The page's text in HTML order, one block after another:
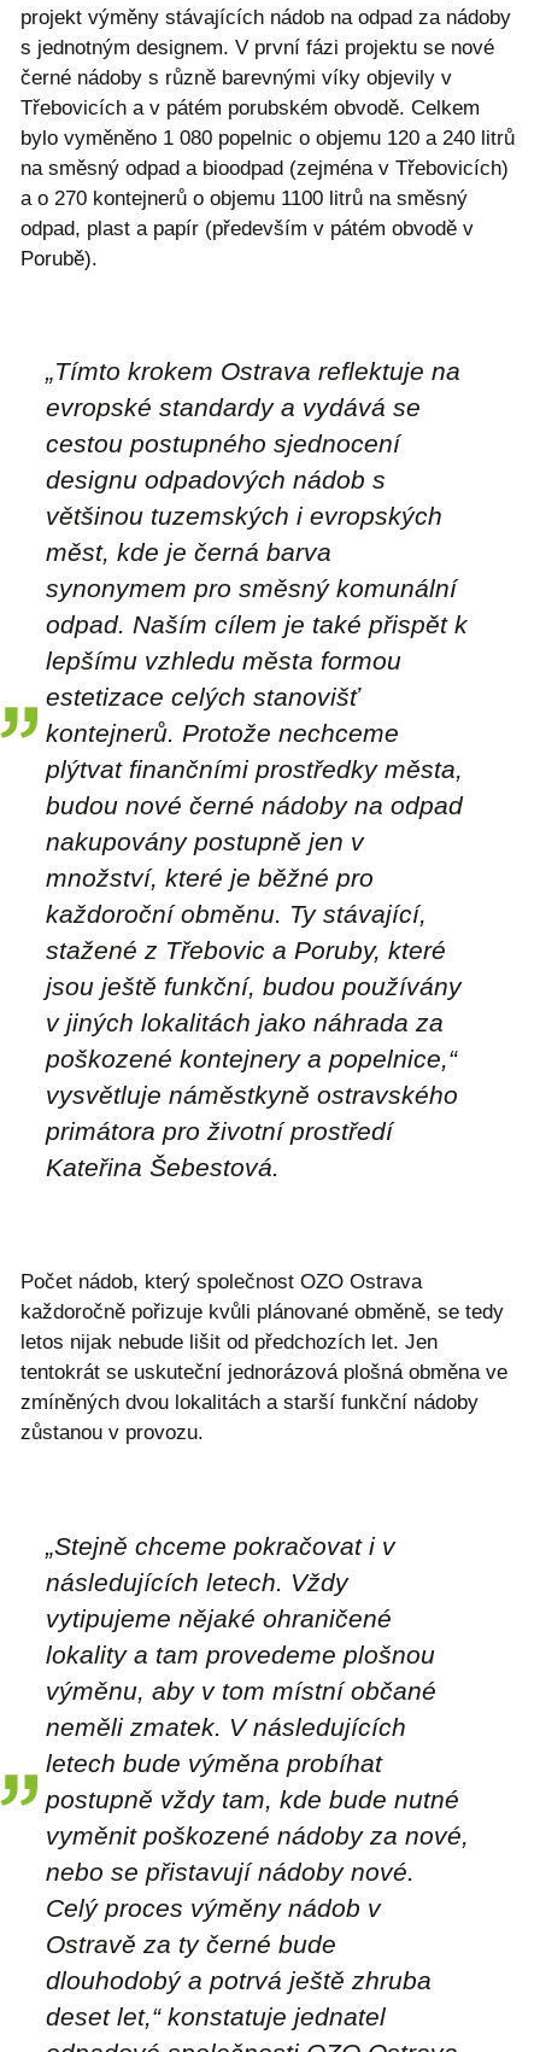
projekt výměny stávajících nádob na odpad za nádoby
s jednotným designem. V první fázi projektu se nové
černé nádoby s různě barevnými víky objevily v
Třebovicích a v pátém porubském obvodě. Celkem
bylo vyměněno 1 080 popelnic o objemu 120 a 240 litrů
na směsný odpad a bioodpad (zejména v Třebovicích)
a o 270 kontejnerů o objemu 1100 litrů na směsný
odpad, plast a papír (především v pátém obvodě v
Porubě).
„Tímto krokem Ostrava reflektuje na
evropské standardy a vydává se
cestou postupného sjednocení
designu odpadových nádob s
většinou tuzemských i evropských
měst, kde je černá barva
synonymem pro směsný komunální
odpad. Naším cílem je také přispět k
lepšímu vzhledu města formou
estetizace celých stanovišť
kontejnerů. Protože nechceme
plýtvat finančními prostředky města,
budou nové černé nádoby na odpad
nakupovány postupně jen v
množství, které je běžné pro
každoroční obměnu. Ty stávající,
stažené z Třebovic a Poruby, které
jsou ještě funkční, budou používány
v jiných lokalitách jako náhrada za
poškozené kontejnery a popelnice,“
vysvětluje náměstkyně ostravského
primátora pro životní prostředí
Kateřina Šebestová.
Počet nádob, který společnost OZO Ostrava
každoročně pořizuje kvůli plánované obměně, se tedy
letos nijak nebude lišit od předchozích let. Jen
tentokrát se uskuteční jednorázová plošná obměna ve
zmíněných dvou lokalitách a starší funkční nádoby
zůstanou v provozu.
„Stejně chceme pokračovat i v
následujících letech. Vždy
vytipujeme nějaké ohraničené
lokality a tam provedeme plošnou
výměnu, aby v tom místní občané
neměli zmatek. V následujících
letech bude výměna probíhat
postupně vždy tam, kde bude nutné
vyměnit poškozené nádoby za nové,
nebo se přistavují nádoby nové.
Celý proces výměny nádob v
Ostravě za ty černé bude
dlouhodobý a potrvá ještě zhruba
deset let,“ konstatuje jednatel